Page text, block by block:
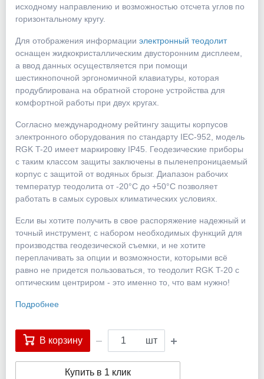
исходному направлению и возможностью отсчета углов по
горизонтальному кругу.
Для отображения информации электронный теодолит
оснащен жидкокристаллическим двусторонним дисплеем,
а ввод данных осуществляется при помощи
шестикнопочной эргономичной клавиатуры, которая
продублирована на обратной стороне устройства для
комфортной работы при двух кругах.
Согласно международному рейтингу защиты корпусов
электронного оборудования по стандарту IEC-952, модель
RGK T-20 имеет маркировку IP45. Геодезические приборы
с таким классом защиты заключены в пыленепроницаемый
корпус с защитой от водяных брызг. Диапазон рабочих
температур теодолита от -20°С до +50°С позволяет
работать в самых суровых климатических условиях.
Если вы хотите получить в свое распоряжение надежный и
точный инструмент, с набором необходимых функций для
производства геодезической съемки, и не хотите
переплачивать за опции и возможности, которыми всё
равно не придется пользоваться, то теодолит RGK T-20 с
оптическим центриром - это именно то, что вам нужно!
Подробнее
В корзину шт
Купить в 1 клик